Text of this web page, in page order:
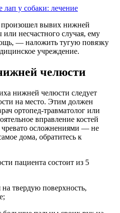
у собаки: лечение
вывих нижней
или несчастного случая, ему
— наложить тугую повязку
учреждение.
челюсти
нижней челюсти следует
на место. Этим должен
ортопед-травматолог или
вправление костей
чревато осложнениями — не
дома, обратитесь к
пациента состоит из 5
твердую поверхность,